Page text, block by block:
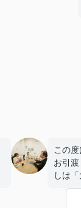
この
お引
しは
てた
また